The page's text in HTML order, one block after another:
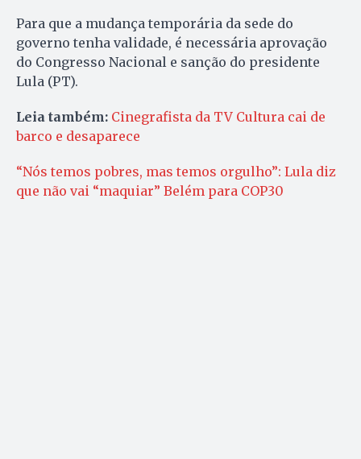
Para que a mudança temporária da sede do
governo tenha validade, é necessária aprovação
do Congresso Nacional e sanção do presidente
Lula (PT).
Leia também: Cinegrafista da TV Cultura cai de
barco e desaparece
“Nós temos pobres, mas temos orgulho”: Lula diz
que não vai “maquiar” Belém para COP30